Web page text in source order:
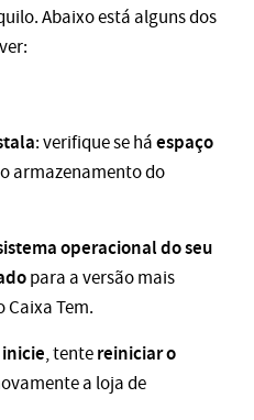
Abaixo está alguns dos
: verifique se háespaço
armazenamento do
operacional do seu
para a versão mais
Caixa Tem.
, tentereiniciar o
a loja de